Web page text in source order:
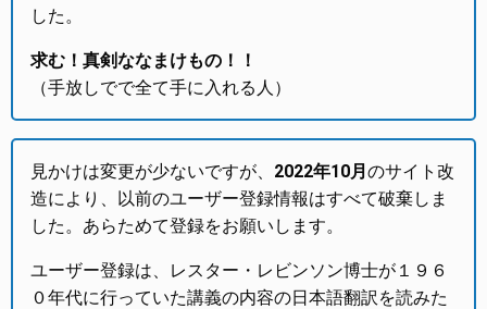
した。
求む！真剣ななまけもの！！
（手放しでで全て手に入れる人）
見かけは変更が少ないですが、 2022年10月 のサイト改
造により、以前のユーザー登録情報はすべて破棄しま
した。あらためて登録をお願いします。
ユーザー登録は、レスター・レビンソン博士が１９６
０年代に行っていた講義の内容の日本語翻訳を読みた